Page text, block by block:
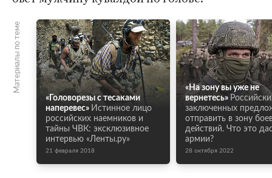
Материалы по теме
«Головорезы с тесаками
наперевес» Истинное лицо
российских наемников и
тайны ЧВК: эксклюзивное
интервью «Ленты.ру»
21 февраля 2018
«На зону вы уже не
вернетесь»
заключенных
отправить в зону
действий. Что это
армии?
28 октября 2022